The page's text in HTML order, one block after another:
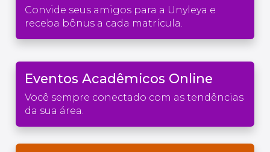
Convide seus amigos para a Unyleya e
receba bônus a cada matrícula.
Eventos Acadêmicos Online
Você sempre conectado com as tendências
da sua área.